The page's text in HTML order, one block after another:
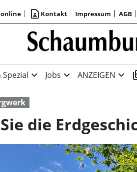
contact_page Kontakt Impressum AGB
expand_more Jobs expand_more ANZEIGEN expand_more
die